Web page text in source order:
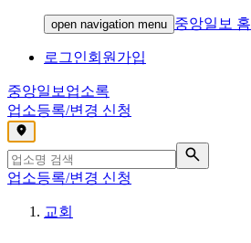
open navigation menu 중앙일보 홈
로그인회원가입
중앙일보 업소록
업소등록/변경 신청
,
업소등록/변경 신청
교회